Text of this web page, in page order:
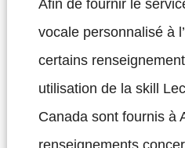
Afin de fournir le
vocale personnalisé à
certains
utilisation de la skill
Canada sont fournis à
renseignements